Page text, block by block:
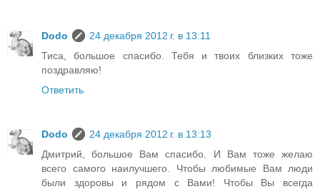
Dodo
24 декабря 2012 г. в 13:11
Тиса, большое спасибо. Тебя и твоих близких тоже
поздравляю!
Ответить
Dodo
24 декабря 2012 г. в 13:13
Дмитрий, большое Вам спасибо. И Вам тоже желаю
всего самого наилучшего. Чтобы любимые Вам люди
были здоровы и рядом с Вами! Чтобы Вы всегда